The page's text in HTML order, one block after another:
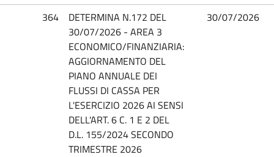
364
DETERMINA N.172 DEL
30/07/2026 - AREA 3
ECONOMICO/FINANZIARIA:
AGGIORNAMENTO DEL
PIANO ANNUALE DEI
FLUSSI DI CASSA PER
L'ESERCIZIO 2026 AI SENSI
DELL'ART. 6 C. 1 E 2 DEL
D.L. 155/2024 SECONDO
TRIMESTRE 2026
30/07/2026